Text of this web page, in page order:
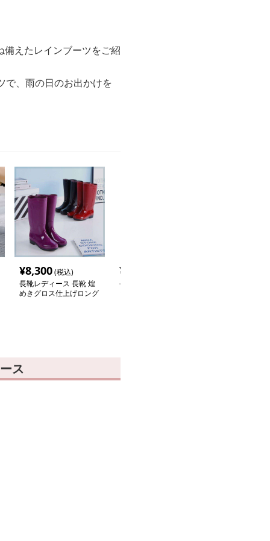
えたレインブーツをご紹
で、雨の日のお出かけを
¥8,300(税込)
長靴レディース 長靴 煌
めきグロス仕上げロング
¥
長靴レディース 長靴 ポ
ス